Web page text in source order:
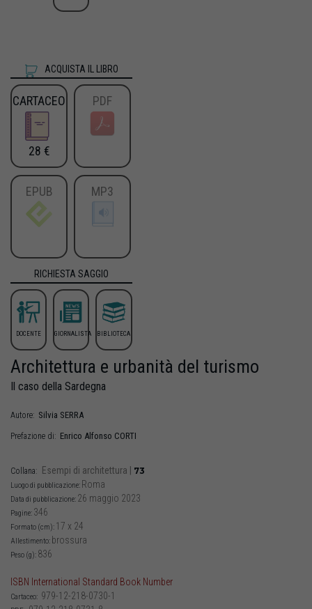
ACQUISTA IL LIBRO
CARTACEO
28 €
PDF
EPUB MP3
RICHIESTA SAGGIO
DOCENTE GIORNALISTA BIBLIOTECA
Architettura e urbanità del turismo
Il caso della Sardegna
Autore: Silvia SERRA
Prefazione di: Enrico Alfonso CORTI
Collana: Esempi di architettura 73
Luogo di pubblicazione: Roma
Data di pubblicazione: 26 maggio 2023
Pagine: 346
Formato (cm): 17 x 24
Allestimento: brossura
Peso (g): 836
ISBN International Standard Book Number
Cartaceo: 979-12-218-0730-1